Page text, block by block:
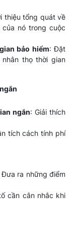
thiệu tổng quát về
nó trong cuộc
bảo hiểm: Đặt
thọ thời gian
ngắn: Giải thích
tích cách tính phí
Đưa ra những điểm
cần cân nhắc khi